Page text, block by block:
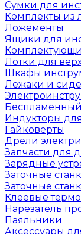
Сумки для
Комплекты из
Ложементы
Ящики для
Лотки для
Шкафы
Лежаки и
Беспламенный
Индукторы
Гайковерты
Дрели
Запчасти для
Зарядные
Заточные
Заточные
Клеевые
Нарезатель
Паяльники
Аксессуары